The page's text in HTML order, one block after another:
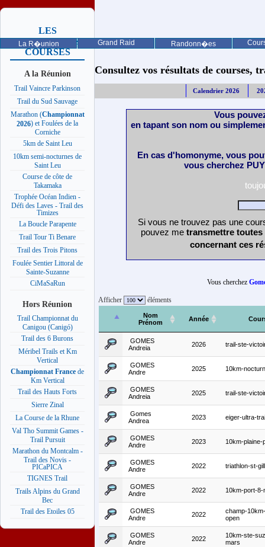
La R�union Grand Raid Randonn�es
LES
PROCHAINES
COURSES
A la Réunion
Trail Vaincre Parkinson
Trail du Sud Sauvage
Marathon (Championnat
2026) et Foulées de la
Corniche
5km de Saint Leu
10km semi-nocturnes de
Saint Leu
Course de côte de
Takamaka
Trophée Océan Indien -
Défi des Laves - Trail des
Timizes
La Boucle Parapente
Trail Tour Ti Benare
Trail des Trois Pitons
Foulée Sentier Littoral de
Sainte-Suzanne
CiMaSaRun
Hors Réunion
Trail Championnat du
Canigou (Canigó)
Trail des 6 Burons
Méribel Trails et Km
Vertical
Championnat France de
Km Vertical
Trail des Hauts Forts
Sierre Zinal
La Course de la Rhune
Val Tho Summit Games -
Trail Pursuit
Marathon du Montcalm -
Trail des Novis -
PICaPICA
TIGNES Trail
Trails Alpins du Grand
Bec
Trail des Etoiles 05
Consultez vos résultats de courses,
Calendrier 2026
Vous
en tapant son nom ou
En cas d'homonyme, vous
vous cherchez
Si vous ne trouvez pas une
pouvez me transmettre
concernant ces
Vous cherchez
Afficher éléments
Nom
Prénom
Année
GOMES
Andreia
2026 trail-ste-
GOMES
Andre
2025 10km-
GOMES
Andreia
2025 trail-ste-
Gomes
Andrea
2023 eiger-ultra-
GOMES
Andre
2023 10km-plaine-
GOMES
Andre
2022 triathlon-st-
GOMES
Andre
2022 10km-port-8-
GOMES
Andre
2022
champ-
open
GOMES
Andre
2022
10km-ste-
mars